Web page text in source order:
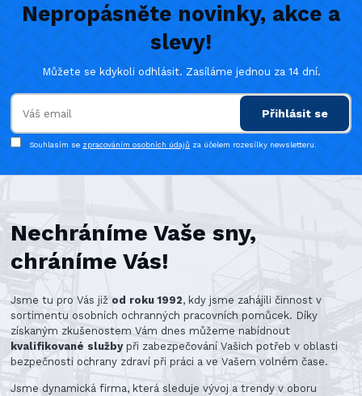
Nepropásněte novinky, akce a
slevy!
Můžete se kdykoli odhlásit. Zasíláme jednou za 14 dní.
Přihlásit se
Souhlasím se zpracováním osobních údajů za účelem rozesílky newsletteru.
Nechráníme Vaše sny,
chráníme Vás!
Jsme tu pro Vás již od roku 1992, kdy jsme zahájili činnost v
sortimentu osobních ochranných pracovních pomůcek. Díky
získaným zkušenostem Vám dnes můžeme nabídnout
kvalifikované službypři zabezpečování Vašich potřeb v oblasti
bezpečnosti ochrany zdraví při práci a ve Vašem volném čase.
Jsme dynamická firma, která sleduje vývoj a trendy v oboru